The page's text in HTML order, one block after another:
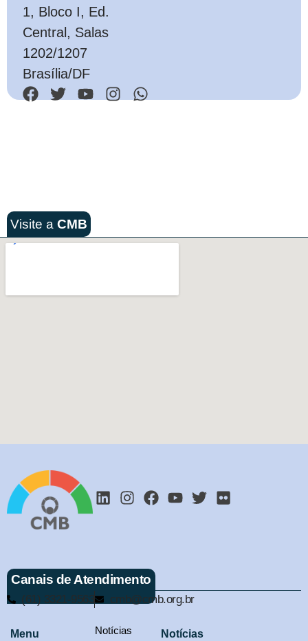
1, Bloco I, Ed.
Central, Salas
1202/1207
Brasília/DF
Visite a CMB
Canais de Atendimento
(61) 3321-9563 cmb@cmb.org.br
Menu
Notícias
Notícias